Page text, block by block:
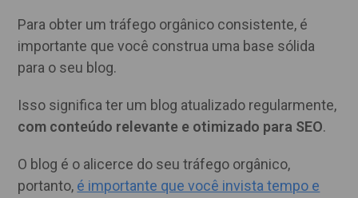
Para obter um tráfego orgânico consistente, é
importante que você construa uma base sólida
para o seu blog.
Isso significa ter um blog atualizado regularmente,
com conteúdo relevante e otimizado para SEO.
O blog é o alicerce do seu tráfego orgânico,
portanto, é importante que você invista tempo e